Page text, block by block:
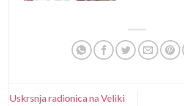
Uskrsnja radionica na Veliki